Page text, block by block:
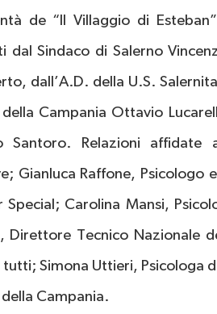
de “Il Villaggio di
dal Sindaco di Salerno
dall’A.D. della U.S.
Campania Ottavio
Santoro. Relazioni
Gianluca Raffone,
Special; Carolina Mansi,
Direttore Tecnico Nazionale
tutti; Simona Uttieri, Psicologa
Campania.